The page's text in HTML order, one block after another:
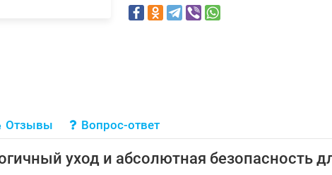
Отзывы Вопрос-ответ
уход и абсолютная безопасность